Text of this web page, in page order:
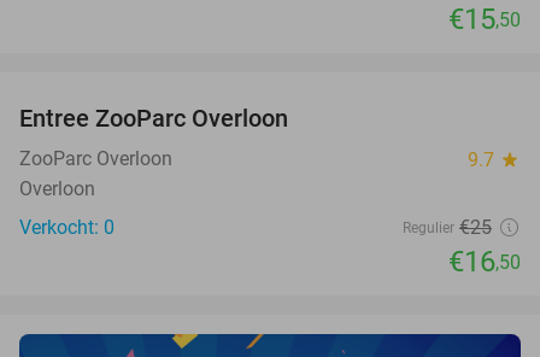
€15,50
TODAY
Entree ZooParc Overloon
ZooParc Overloon 9.7 star
Overloon
Verkocht: 0
Regulier €25
€16,50